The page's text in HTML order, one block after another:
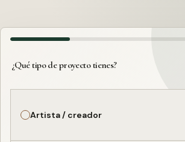
¿Qué tipo de proyecto tienes?
Artista / creador